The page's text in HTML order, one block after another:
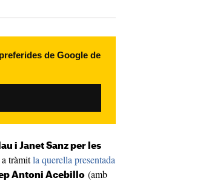
de Google de
i Janet Sanz per les
a tràmitla querella presentada
Antoni Acebillo (amb